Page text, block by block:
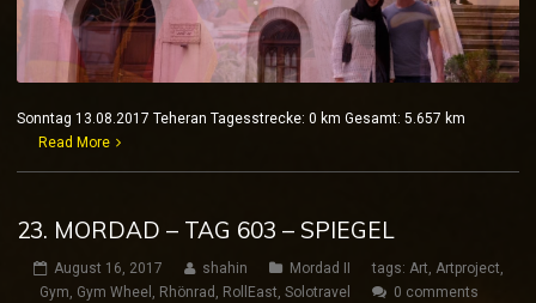
Sonntag 13.08.2017 Teheran Tagesstrecke: 0 km Gesamt: 5.657 km
Read More
23. MORDAD – TAG 603 – SPIEGEL
August 16, 2017 shahin Mordad II tags: Art, Artproject,
Gym, Gym Wheel , Rhönrad , RollEast, Solotravel 0 comments